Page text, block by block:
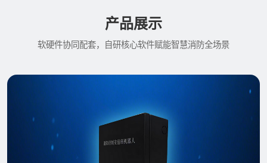
产品展示
软硬件协同配套，自研核心软件赋能智慧消防全场景